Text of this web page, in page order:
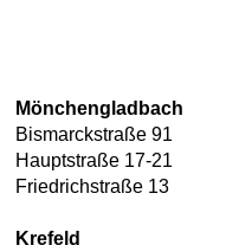
Mönchengladbach
Bismarckstraße 91
Hauptstraße 17-21
Friedrichstraße 13
Krefeld